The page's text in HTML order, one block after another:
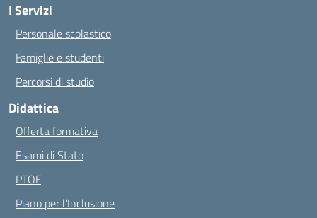
I Servizi
Personale scolastico
Famiglie e studenti
Percorsi di studio
Didattica
Offerta formativa
Esami di Stato
PTOF
Piano per l’Inclusione